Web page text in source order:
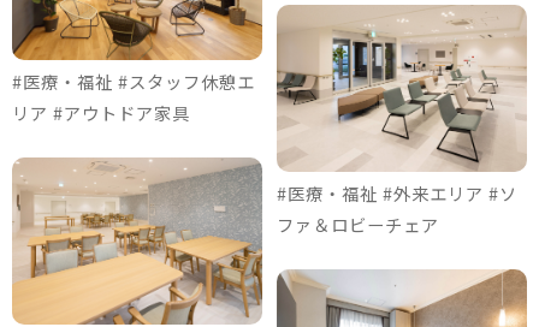
#医療・福祉 #スタッフ休憩エ
リア #アウトドア家具
#医療・福祉 #外来エリア #ソ
ファ＆ロビーチェア